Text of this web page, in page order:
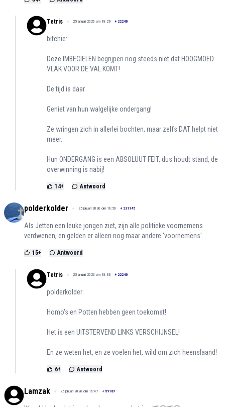
Tetris 25 januari 2026 om 18:29 + 22240
bitchie:
Deze IMBECIELEN begrijpen nog steeds niet dat HOOGMOED
VLAK VOOR DE VAL KOMT!
De tijd is daar.
Geniet van hun walgelijke ondergang!
Ze wringen zich in allerlei bochten, maar zelfs DAT helpt niet
meer.
Hun ONDERGANG is een ABSOLUUT FEIT, dus houdt stand, de
overwinning is nabij!
14+ Antwoord
polderkolder 25 januari 2026 om 16:50 + 231145
Als Jetten een leuke jongen ziet, zijn alle politieke voornemens
verdwenen, en gelden er alleen nog maar andere 'voornemens'.
15+ Antwoord
Tetris 25 januari 2026 om 18:33 + 22240
polderkolder:
Homo's en Potten hebben geen toekomst!
Het is een UITSTERVEND LINKS VERSCHIJNSEL!
En ze weten het, en ze voelen het, wild om zich heenslaand!
6+ Antwoord
Lamzak 25 januari 2026 om 16:47 + 59187